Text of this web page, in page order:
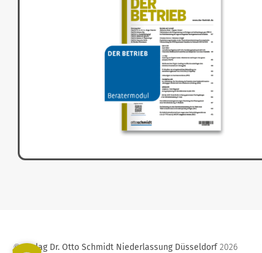
©Verlag Dr. Otto Schmidt Niederlassung Düsseldorf 2026